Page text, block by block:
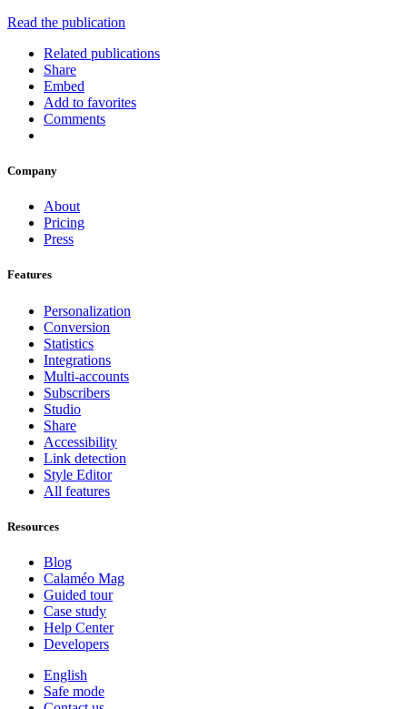
Read the publication
Related publications
Share
Embed
Add to favorites
Comments
Company
About
Pricing
Press
Features
Personalization
Conversion
Statistics
Integrations
Multi-accounts
Subscribers
Studio
Share
Accessibility
Link detection
Style Editor
All features
Resources
Blog
Calaméo Mag
Guided tour
Case study
Help Center
Developers
English
Safe mode